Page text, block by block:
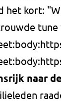
het kort:
tune
naar